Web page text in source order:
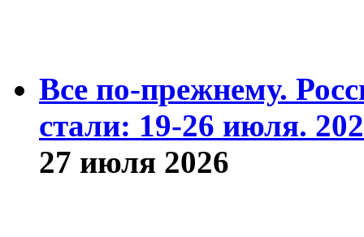
Все по-прежнему.
стали: 19-26 июля.
27 июля 2026